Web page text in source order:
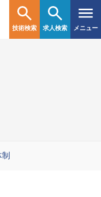
技術検索 求人検索 メニュー